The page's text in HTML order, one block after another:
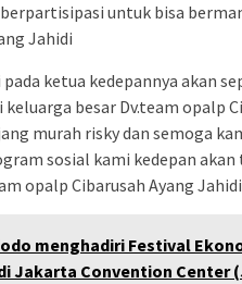
untuk bisa
Jahidi
ketua kedepannya akan
besar Dv.team opalp
murah risky dan semoga
sosial kami kedepan akan
opalp Cibarusah Ayang Jahidi
menghadiri Festival
Jakarta Convention Center